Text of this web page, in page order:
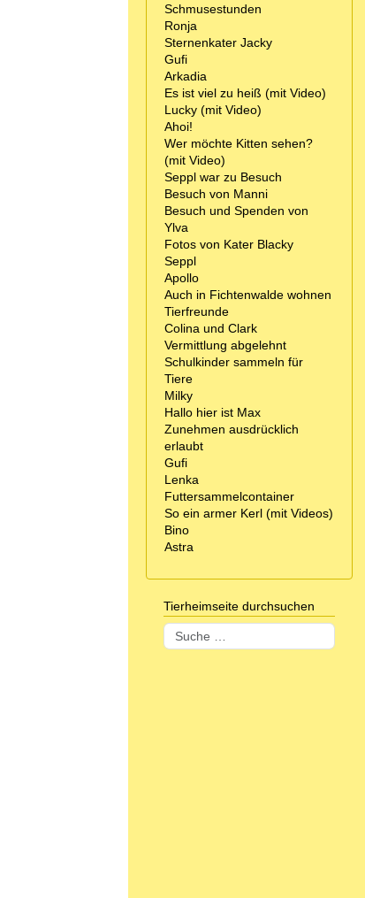
Schmusestunden
Ronja
Sternenkater Jacky
Gufi
Arkadia
Es ist viel zu heiß (mit Video)
Lucky (mit Video)
Ahoi!
Wer möchte Kitten sehen?
(mit Video)
Seppl war zu Besuch
Besuch von Manni
Besuch und Spenden von
Ylva
Fotos von Kater Blacky
Seppl
Apollo
Auch in Fichtenwalde wohnen
Tierfreunde
Colina und Clark
Vermittlung abgelehnt
Schulkinder sammeln für
Tiere
Milky
Hallo hier ist Max
Zunehmen ausdrücklich
erlaubt
Gufi
Lenka
Futtersammelcontainer
So ein armer Kerl (mit Videos)
Bino
Astra
Tierheimseite durchsuchen
Suchen